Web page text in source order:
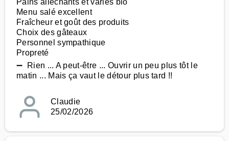
Pains alléchants et variés bio
Menu salé excellent
Fraîcheur et goût des produits
Choix des gâteaux
Personnel sympathique
Propreté
➖ Rien ... A peut-être ... Ouvrir un peu plus tôt le
matin ... Mais ça vaut le détour plus tard !!
Claudie
25/02/2026